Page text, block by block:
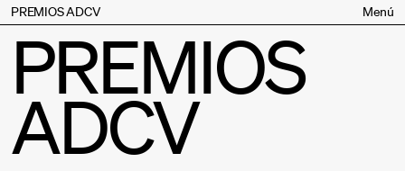
PREMIOS ADCV
Bases
Jurado
Inscripción
Palmarés
Premios especiales
Menú
PREMIOS
ADCV